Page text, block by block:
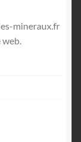
mineraux.fr
web.